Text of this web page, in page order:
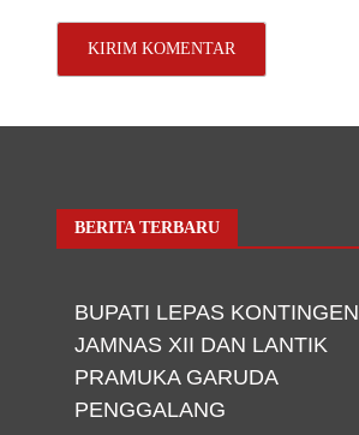
BERITA TERBARU
BUPATI LEPAS KONTINGEN
JAMNAS XII DAN LANTIK
PRAMUKA GARUDA
PENGGALANG